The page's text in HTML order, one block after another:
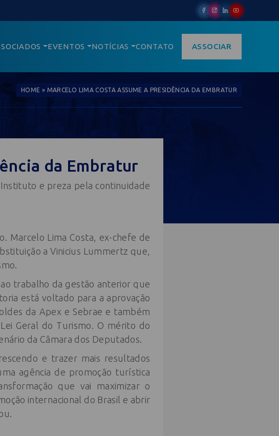
EVENTOS NOTÍCIAS CONTATO ASSOCIAR
HOME » MARCELO LIMA COSTA ASSUME A PRESIDÊNCIA DA EMBRATUR
da Embratur
Marcelo Lima Costa, ex-chefe de
a Vinicius Lummertz que,
trabalho da gestão anterior que
está voltado para a aprovação
da Apex e Sebrae e também
Geral do Turismo. O mérito do
da Câmara dos Deputados.
e trazer mais resultados
agência de promoção turística
que vai maximizar o
internacional do Brasil e abrir